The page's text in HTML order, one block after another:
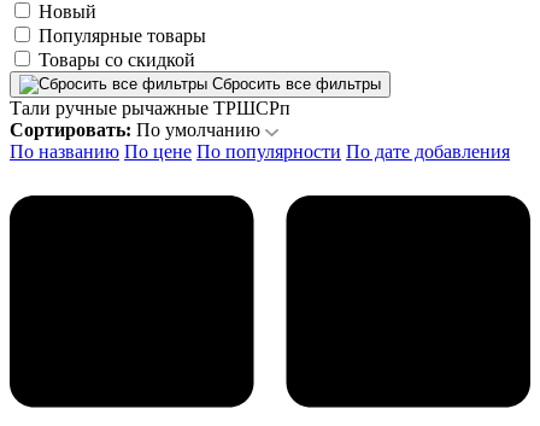
Новый
Популярные товары
Товары со скидкой
Сбросить все фильтры
Тали ручные рычажные ТРШСРп
Сортировать: По умолчанию
По названию По цене По популярности По дате добавления